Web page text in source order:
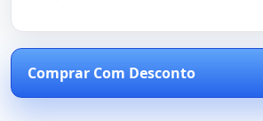
Comprar Com Desconto